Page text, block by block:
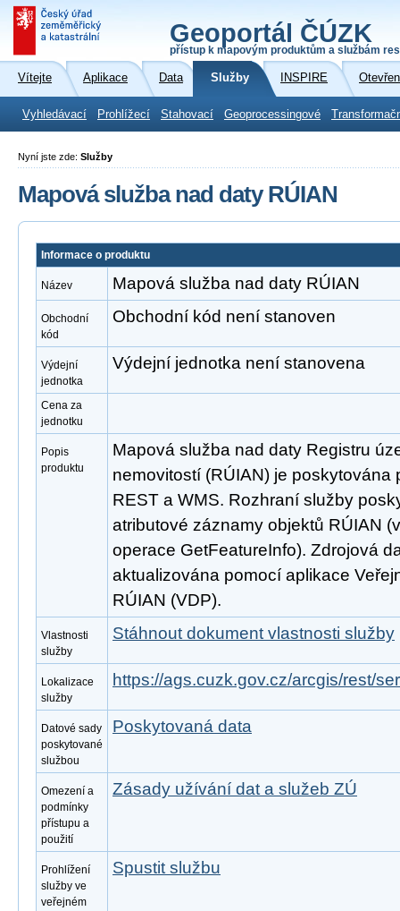
Geoportál ČÚZK
přístup k mapovým produktům a službám
Vítejte Aplikace Data Služby INSPIRE
Vyhledávací Prohlížecí Stahovací Geoprocessingové
Nyní jste zde: Služby
Mapová služba nad daty RÚIAN
Informace o produktu
Název Mapová služba nad daty RÚIAN
Obchodní
kód
Obchodní kód není stanoven
Výdejní
jednotka
Výdejní jednotka není stanovena
Cena za
jednotku
Popis
produktu
Mapová služba nad daty Registru
nemovitostí (RÚIAN) je poskytována
REST a WMS. Rozhraní služby
atributové záznamy objektů RÚIAN
operace GetFeatureInfo). Zdrojová
aktualizována pomocí aplikace
RÚIAN (VDP).
Vlastnosti
služby
Stáhnout dokument vlastnosti služby
Lokalizace
služby
https://ags.cuzk.gov.cz/arcgis/rest/
Datové sady
poskytované
službou
Poskytovaná data
Omezení a
podmínky
přístupu a
použití
Zásady užívání dat a služeb ZÚ
Prohlížení
služby ve
veřejném
Spustit službu